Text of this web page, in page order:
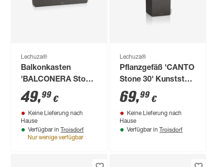
Lechuza®
Balkonkasten
'BALCONERA Stone
80' Kunststoff
graphitschwarz 79 x
19 x 19 cm
49,99 €
Keine Lieferung nach
Hause
Verfügbar in Troisdorf
Nur wenige verfügbar
Lechuza®
Pflanzgefäß 'CANTO
Stone 30' Kunststoff
graphitschwarz 56,8
x 30 x 30 cm
69,99 €
Keine Lieferung nach
Hause
Verfügbar in Troisdorf